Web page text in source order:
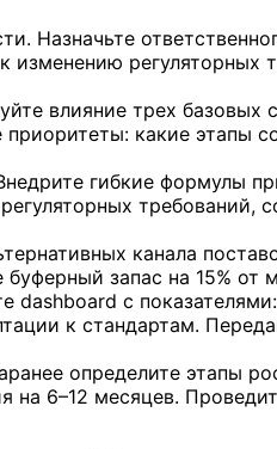
Назначьте
изменению регуляторных
влияние трех базовых
какие этапы
гибкие формулы
требований,
канала
запас на 15% от
с
к стандартам.
определите этапы
на 6–12 месяцев.